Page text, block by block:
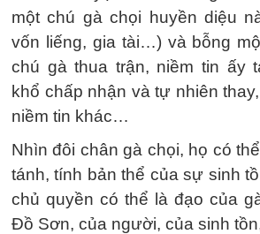
một chú gà chọi huyền diệu
vốn liếng, gia tài…) và bỗng
chú gà thua trận, niềm tin ấy
khổ chấp nhận và tự nhiên
niềm tin khác…
Nhìn đôi chân gà chọi, họ có
tánh, tính bản thể của sự sinh
chủ quyền có thể là đạo của
Ðồ Sơn, của người, của sinh